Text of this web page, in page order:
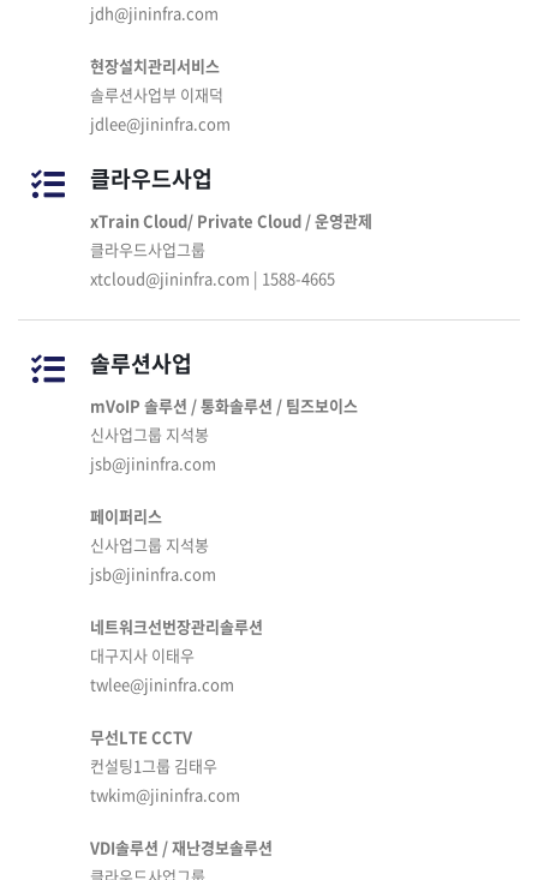
jdh@jininfra.com
현장설치관리서비스
솔루션사업부 이재덕
jdlee@jininfra.com
클라우드사업
xTrain Cloud/ Private Cloud / 운영관제
클라우드사업그룹
xtcloud@jininfra.com | 1588-4665
솔루션사업
mVoIP 솔루션 / 통화솔루션 / 팀즈보이스
신사업그룹 지석봉
jsb@jininfra.com
페이퍼리스
신사업그룹 지석봉
jsb@jininfra.com
네트워크선번장관리솔루션
대구지사 이태우
twlee@jininfra.com
무선LTE CCTV
컨설팅1그룹 김태우
twkim@jininfra.com
VDI솔루션 / 재난경보솔루션